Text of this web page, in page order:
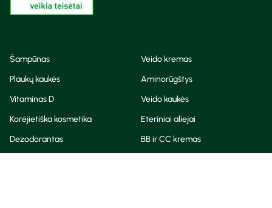
Šampūnas
Veido kremas
Plaukų kaukės
Aminorūgštys
Vitaminas D
Veido kaukės
Korėjietiška kosmetika
Eteriniai aliejai
Dezodorantas
BB ir CC kremas